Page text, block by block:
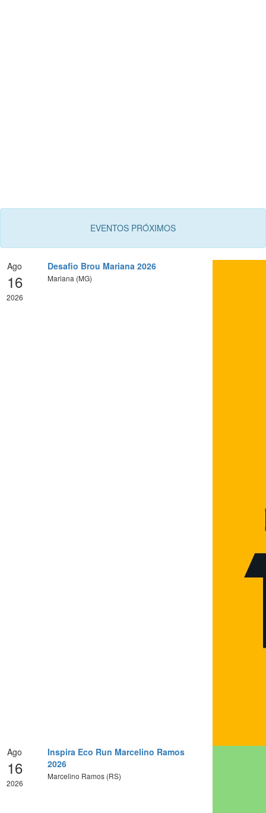
EVENTOS PRÓXIMOS
Ago
16
2026
Desafio Brou Mariana 2026
Mariana (MG)
Ago
16
2026
Inspira Eco Run Marcelino Ramos
2026
Marcelino Ramos (RS)